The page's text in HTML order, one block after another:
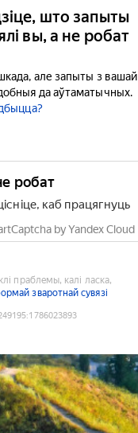
што запыты
вы, а не робат
але запыты з вашай
да аўтаматычных.
робат
каб працягнуць
by Yandex Cloud
праблемы, калі ласка,
зваротнай сувязі
:1786023893